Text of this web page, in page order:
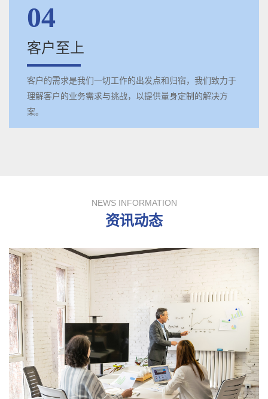
04
客户至上
客户的需求是我们一切工作的出发点和归宿，我们致力于
理解客户的业务需求与挑战，以提供量身定制的解决方
案。
NEWS INFORMATION
资讯动态